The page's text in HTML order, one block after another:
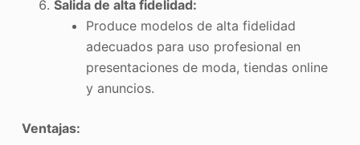
Salida de alta fidelidad:
Produce modelos de alta fidelidad
adecuados para uso profesional en
presentaciones de moda, tiendas online
y anuncios.
Ventajas: